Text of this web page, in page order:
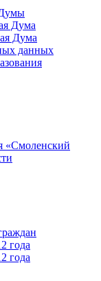
Дума
Дума
данных
«Смоленский
года
года